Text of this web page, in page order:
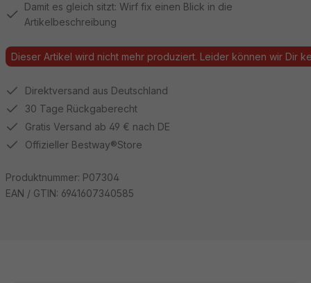
Damit es gleich sitzt: Wirf fix einen Blick in die
Artikelbeschreibung
Dieser Artikel wird nicht mehr produziert. Leider können wir Dir
Direktversand aus Deutschland
30 Tage Rückgaberecht
Gratis Versand ab 49 € nach DE
Offizieller Bestway®Store
Produktnummer: P07304
EAN / GTIN: 6941607340585